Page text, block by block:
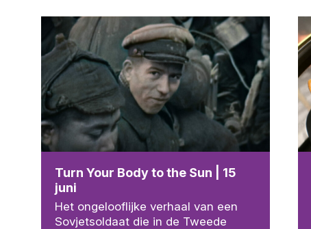
Turn Your Body to the Sun | 15
juni
Het ongelooflijke verhaal van een
Sovjetsoldaat die in de Tweede